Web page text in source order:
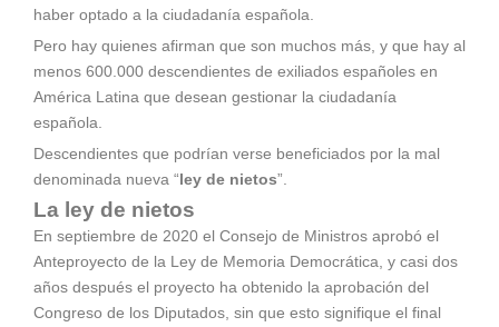
haber optado a la ciudadanía española.
Pero hay quienes afirman que son muchos más, y que hay al
menos 600.000 descendientes de exiliados españoles en
América Latina que desean gestionar la ciudadanía
española.
Descendientes que podrían verse beneficiados por la mal
denominada nueva “ ley de nietos”.
La ley de nietos
En septiembre de 2020 el Consejo de Ministros aprobó el
Anteproyecto de la Ley de Memoria Democrática, y casi dos
años después el proyecto ha obtenido la aprobación del
Congreso de los Diputados, sin que esto signifique el final